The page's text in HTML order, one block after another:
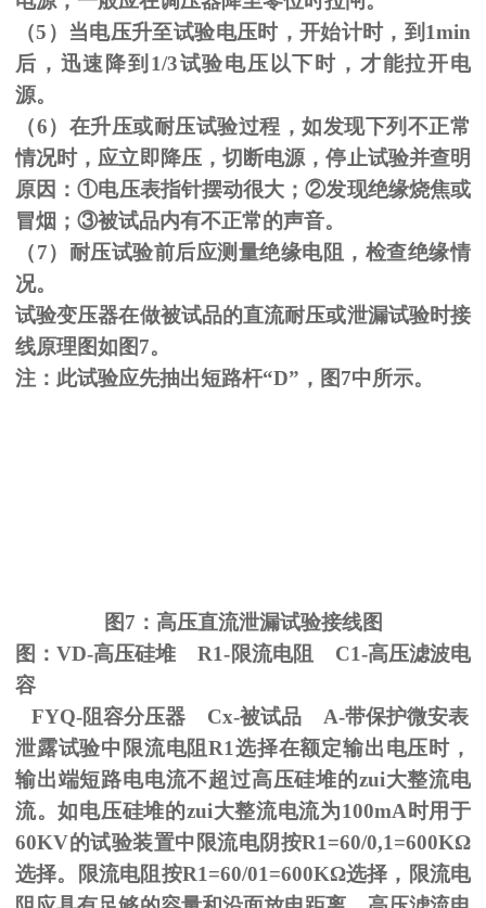
（5 ）当电压升至试验电压时，开始计时，到 1min
后，迅速降到 1/3试验电压以下时，才能拉开电
源。
（6）在升压或耐压试验过程，如发现下列不正常
情况时，应立即降压，切断电源，停止试验并查明
原因：①电压表指针摆动很大；②发现绝缘烧焦或
冒烟； ③被试品内有不正常的声音。
（7）耐压试验前后应测量绝缘电阻，检查绝缘情
况。
试验变压器在做被试品的直流耐压或泄漏试验时接
线原理图如图7。
注：此试验应先抽出短路杆“D”，图7中所示。
图7 ：高压直流泄漏试验接线图
图：VD-高压硅堆R1-限流电阻 C1-高压滤波电
容
FYQ-阻容分压器 Cx-被试品 A-带保护微安表
泄露试验中限流电阻R1选择在额定输出电压时，
输出端短路电电流不超过高压硅堆的zui大整流电
流。如电压硅堆的zui大整流电流为100mA 时用于
60KV的试验装置中限流电阴按R1=60/0,1=600KΩ
选择。限流电阻按R1=60/01=600KΩ选择，限流电